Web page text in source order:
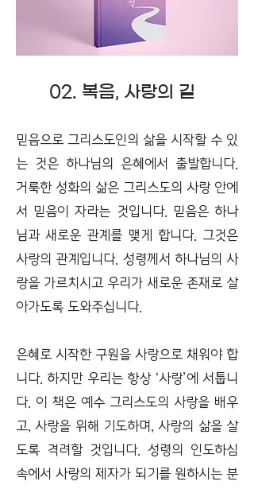
02. 복음, 사랑의 길
믿음으로 그리스도인의 삶을 시작할 수 있
는 것은 하나님의 은혜에서 출발합니다.
거룩한 성화의 삶은 그리스도의 사랑 안에
서 믿음이 자라는 것입니다. 믿음은 하나
님과 새로운 관계를 맺게 합니다. 그것은
사랑의 관계입니다. 성령께서 하나님의 사
랑을 가르치시고 우리가 새로운 존재로 살
아가도록 도와주십니다.
은혜로 시작한 구원을 사랑으로 채워야 합
니다. 하지만 우리는 항상 ‘사랑’에 서툽니
다. 이 책은 예수 그리스도의 사랑을 배우
고, 사랑을 위해 기도하며, 사랑의 삶을 살
도록 격려할 것입니다. 성령의 인도하심
속에서 사랑의 제자가 되기를 원하시는 분